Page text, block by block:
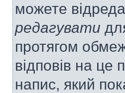
можете
редагувати
протягом
відповів на це
напис, який